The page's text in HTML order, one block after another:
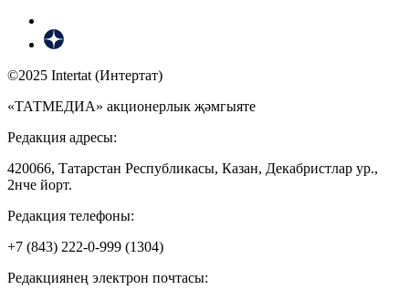
©2025 Intertat (Интертат)
«ТАТМЕДИА» акционерлык җәмгыяте
Редакция адресы:
420066, Татарстан Республикасы, Казан, Декабристлар ур.,
2нче йорт.
Редакция телефоны:
+7 (843) 222-0-999 (1304)
Редакциянең электрон почтасы: